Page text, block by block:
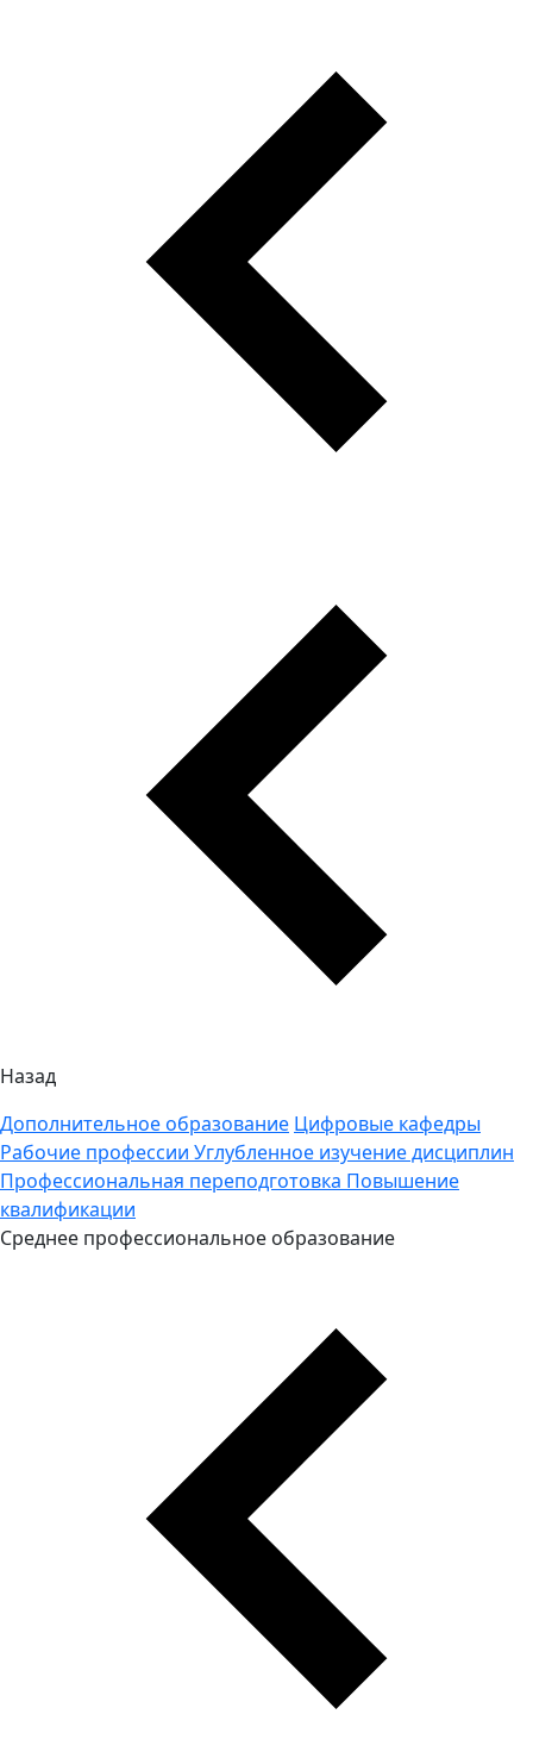
Назад
Дополнительное образование Цифровые кафедры
Рабочие профессии Углубленное изучение дисциплин
Профессиональная переподготовка Повышение
квалификации
Среднее профессиональное образование